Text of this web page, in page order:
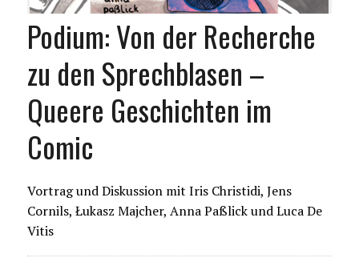
Podium: Von der Recherche
zu den Sprechblasen –
Queere Geschichten im
Comic
Vortrag und Diskussion mit Iris Christidi, Jens
Cornils, Łukasz Majcher, Anna Paßlick und Luca De
Vitis